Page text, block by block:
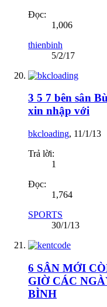
Đọc:
1,006
thienbinh
5/2/17
3 5 7 bên sân
xin nhập với
bkcloading, 11/1/13
Trả lời:
1
Đọc:
1,764
SPORTS
30/1/13
6 SÂN MỚI
GIỜ CÁC
BÌNH